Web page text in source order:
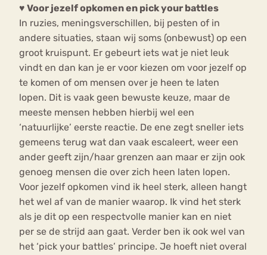
♥ Voor jezelf opkomen en pick your battles
In ruzies, meningsverschillen, bij pesten of in
andere situaties, staan wij soms (onbewust) op een
groot kruispunt. Er gebeurt iets wat je niet leuk
vindt en dan kan je er voor kiezen om voor jezelf op
te komen of om mensen over je heen te laten
lopen. Dit is vaak geen bewuste keuze, maar de
meeste mensen hebben hierbij wel een
‘natuurlijke’ eerste reactie. De ene zegt sneller iets
gemeens terug wat dan vaak escaleert, weer een
ander geeft zijn/haar grenzen aan maar er zijn ook
genoeg mensen die over zich heen laten lopen.
Voor jezelf opkomen vind ik heel sterk, alleen hangt
het wel af van de manier waarop. Ik vind het sterk
als je dit op een respectvolle manier kan en niet
per se de strijd aan gaat. Verder ben ik ook wel van
het ‘pick your battles’ principe. Je hoeft niet overal